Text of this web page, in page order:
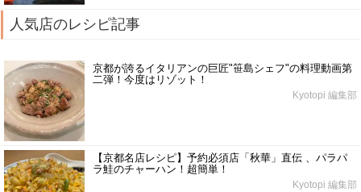
人気店のレシピ記事
京都が誇るイタリアンの巨匠"笹島シェフ"の料理動画第
二弾！今度はリゾット！
Kyotopi 編集部
【京都名店レシピ】予約必須店「秋華」直伝 、パラパ
ラ鮭のチャーハン！超簡単！
Kyotopi 編集部